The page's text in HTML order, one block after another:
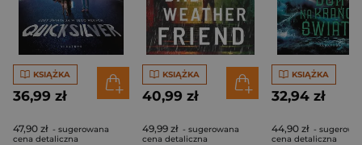
KSIĄŻKA
36,99 zł
47,90 zł - sugerowana
cena detaliczna
KSIĄŻKA
40,99 zł
49,99 zł - sugerowana
cena detaliczna
KSIĄŻKA
32,94 zł
44,90 zł -
cena detaliczna